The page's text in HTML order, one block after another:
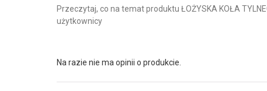
Przeczytaj, co na temat produktu ŁOŻYSKA KOŁA
użytkownicy
Na razie nie ma opinii o produkcie.